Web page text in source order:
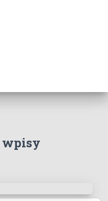
wpisy